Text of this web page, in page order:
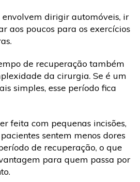
envolvem dirigir automóveis, ir
aos poucos para os exercícios
de recuperação também
da cirurgia. Se é um
simples, esse período fica
feita com pequenas incisões,
sentem menos dores
de recuperação, o que
para quem passa por